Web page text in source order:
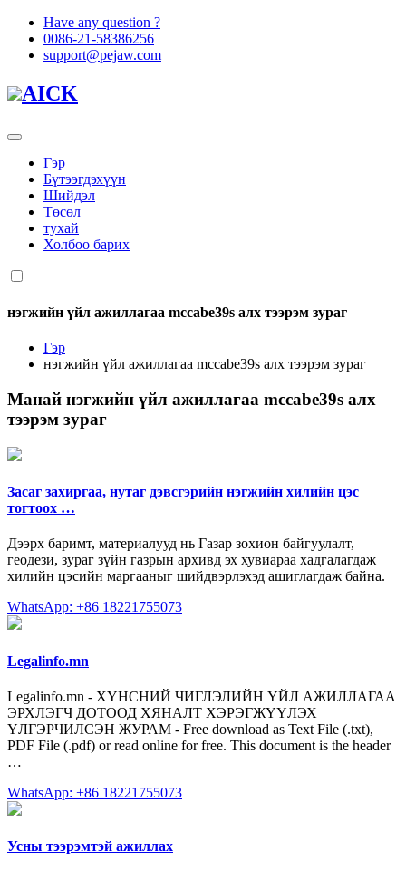
Have any question ?
0086-21-58386256
support@pejaw.com
AICK
Гэр
Бүтээгдэхүүн
Шийдэл
Төсөл
тухай
Холбоо барих
нэгжийн үйл ажиллагаа mccabe39s алх тээрэм зураг
Гэр
нэгжийн үйл ажиллагаа mccabe39s алх тээрэм зураг
Манай нэгжийн үйл ажиллагаа mccabe39s алх
тээрэм зураг
Засаг захиргаа, нутаг дэвсгэрийн нэгжийн хилийн цэс
тогтоох …
Дээрх баримт, материалууд нь Газар зохион байгуулалт,
геодези, зураг зүйн газрын архивд эх хувиараа хадгалагдаж
хилийн цэсийн маргааныг шийдвэрлэхэд ашиглагдаж байна.
WhatsApp: +86 18221755073
Legalinfo.mn
Legalinfo.mn - ХҮНСНИЙ ЧИГЛЭЛИЙН ҮЙЛ АЖИЛЛАГАА
ЭРХЛЭГЧ ДОТООД ХЯНАЛТ ХЭРЭГЖҮҮЛЭХ
ҮЛГЭРЧИЛСЭН ЖУРАМ - Free download as Text File (.txt),
PDF File (.pdf) or read online for free. This document is the header
…
WhatsApp: +86 18221755073
Усны тээрэмтэй ажиллах